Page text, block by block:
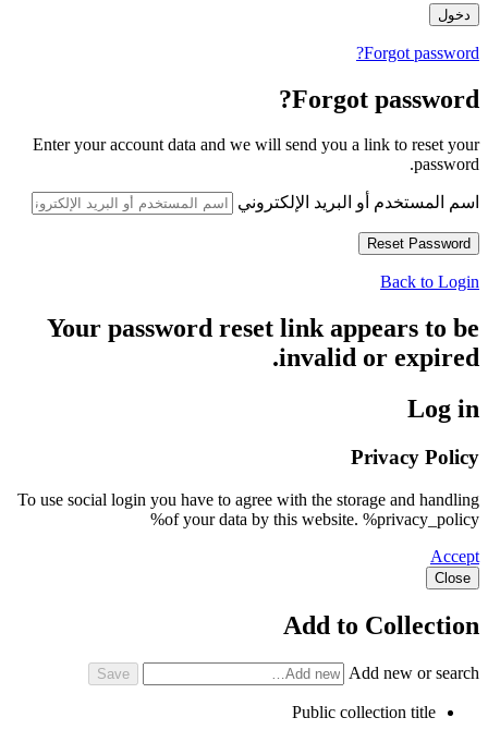
Forgot password?
Forgot password?
Enter your account data and we will send you a link to reset your
password.
اسم المستخدم أو البريد الإلكتروني
Back to Login
Your password reset link appears to be
invalid or expired.
Log in
Privacy Policy
To use social login you have to agree with the storage and handling
of your data by this website. %privacy_policy%
Accept
Close
Add to Collection
Add new or search
Public collection title